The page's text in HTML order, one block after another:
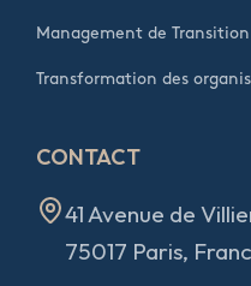
Management de Transition
Transformation des
CONTACT
41 Avenue de
75017 Paris,